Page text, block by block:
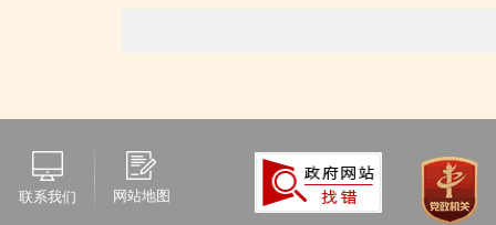
联系我们 网站地图